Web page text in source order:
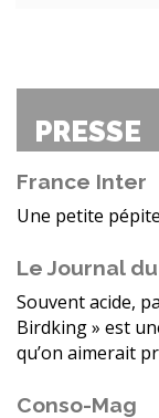
PRESSE
France Inter
Une petite
Le Journal
Souvent acide,
Birdking » est
qu’on aimerait
Conso-Mag